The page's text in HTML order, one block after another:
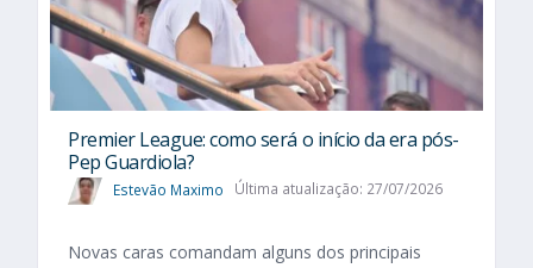
Premier League: como será o início da era pós-
Pep Guardiola?
Estevão Maximo Última atualização: 27/07/2026
Novas caras comandam alguns dos principais